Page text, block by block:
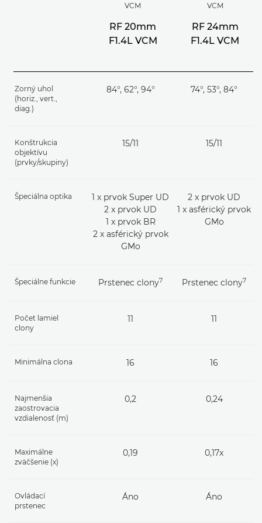
VCM
RF 20mm
F1.4L VCM
VCM
RF 24mm
F1.4L VCM
Zorný uhol
(horiz., vert.,
diag.)
84°, 62°, 94° 74°, 53°, 84°
Konštrukcia
objektívu
(prvky/skupiny)
15/11 15/11
Špeciálna optika
1 x prvok Super UD
2 x prvok UD
1 x prvok BR
2 x asférický prvok
GMo
2 x prvok UD
1 x asférický prvok
GMo
Špeciálne funkcie Prstenec clony7 Prstenec clony7
Počet lamiel
clony
11 11
Minimálna clona 16 16
Najmenšia
zaostrovacia
vzdialenosť (m)
0,2 0,24
Maximálne
zväčšenie (x)
0,19 0,17x
Ovládací
prstenec
Áno Áno